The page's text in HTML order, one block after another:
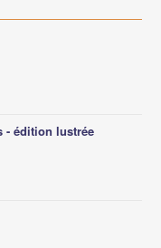
- édition lustrée